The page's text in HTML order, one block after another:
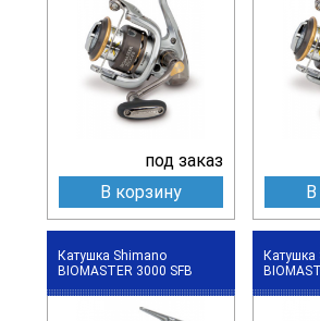
под заказ
В корзину
В
Катушка Shimano
BIOMASTER 3000 SFB
Катушка